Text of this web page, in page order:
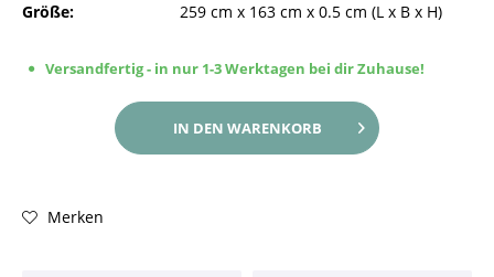
Größe:
259 cm x 163 cm x 0.5 cm (L x B x H)
Versandfertig - in nur 1-3 Werktagen bei dir Zuhause!
IN DEN WARENKORB
Merken